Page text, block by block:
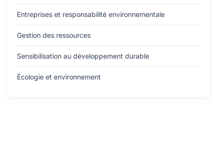
Entreprises et responsabilité environnementale
Gestion des ressources
Sensibilisation au développement durable
Écologie et environnement